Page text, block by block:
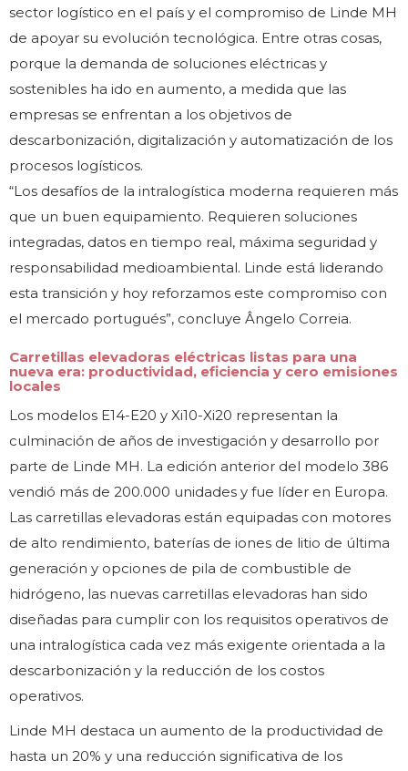
sector logístico en el país y el compromiso de Linde MH
de apoyar su evolución tecnológica. Entre otras cosas,
porque la demanda de soluciones eléctricas y
sostenibles ha ido en aumento, a medida que las
empresas se enfrentan a los objetivos de
descarbonización, digitalización y automatización de los
procesos logísticos.
“Los desafíos de la intralogística moderna requieren más
que un buen equipamiento. Requieren soluciones
integradas, datos en tiempo real, máxima seguridad y
responsabilidad medioambiental. Linde está liderando
esta transición y hoy reforzamos este compromiso con
el mercado portugués”, concluye Ângelo Correia.
Carretillas elevadoras eléctricas listas para una
nueva era: productividad, eficiencia y cero emisiones
locales
Los modelos E14-E20 y Xi10-Xi20 representan la
culminación de años de investigación y desarrollo por
parte de Linde MH. La edición anterior del modelo 386
vendió más de 200.000 unidades y fue líder en Europa.
Las carretillas elevadoras están equipadas con motores
de alto rendimiento, baterías de iones de litio de última
generación y opciones de pila de combustible de
hidrógeno, las nuevas carretillas elevadoras han sido
diseñadas para cumplir con los requisitos operativos de
una intralogística cada vez más exigente orientada a la
descarbonización y la reducción de los costos
operativos.
Linde MH destaca un aumento de la productividad de
hasta un 20% y una reducción significativa de los